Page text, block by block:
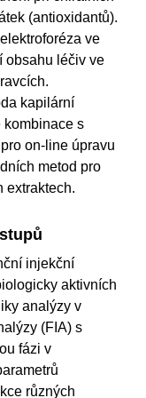
(antioxidantů).
ve
obsahu léčiv ve
kapilární
kombinace s
on-line úpravu
metod pro
extraktech.
injekční
aktivních
analýzy v
(FIA) s
fázi v
různých